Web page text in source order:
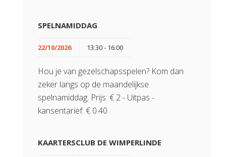
SPELNAMIDDAG
22/10/2026 13:30 - 16:00
Hou je van gezelschapsspelen? Kom dan
zeker langs op de maandelijkse
spelnamiddag. Prijs: € 2 - Uitpas -
kansentarief: € 0.40
KAARTERSCLUB DE WIMPERLINDE